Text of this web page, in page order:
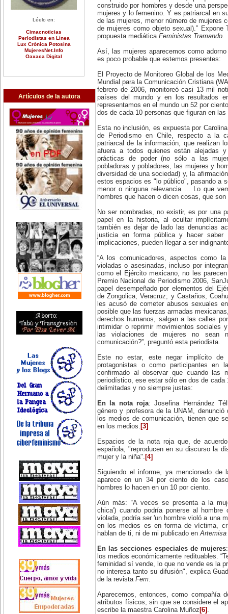
Léelo en:
Cimacnoticias
Periodistas en Línea
Lux Crónica Potosina
MujeresNet.Info
Oaxaca Digital
Artículos de la autora
construido por hombres y desde una
mujeres y lo femenino. Y es patriarcal en
de las mujeres, menor número de mujeres
de mujeres como objeto sexual).” Expone
propuesta mediática Feministas Tramando
Así, las mujeres aparecemos como
es poco probable que estemos presentes:
El Proyecto de Monitoreo Global de los
Mundial para la Comunicación Cristiana
febrero de 2006, monitoreó casi 13 mil
países del mundo y en los resultados
representamos en el mundo un 52 por
dos de cada 10 personas que figuran en
Esta no inclusión, es expuesta por
de Periodismo en Chile, respecto a la
patriarcal de la información, que realizan
afuera a todos quienes están alejadas
prácticas de poder (no sólo a las
pobladoras y pobladores, las mujeres y
diversidad de una sociedad) y, la
estos espacios es "lo público", pasando a
menor o ninguna relevancia ... Lo que
hombres que hacen o dicen cosas, que
No ser nombradas, no existir, es por una
papel en la historia, al ocultar
también es dejar de lado las denuncias
justicia en forma pública y hacer
implicaciones, pueden llegar a ser
“A los comunicadores, aspectos como
violadas o asesinadas, incluso por
como el Ejército mexicano, no les
Premio Nacional de Periodismo 2006,
papel desempeñado por elementos del
de Zongolica, Veracruz; y Castaños,
les acusó de cometer abusos sexuales
posible que las fuerzas armadas
derechos humanos, salgan a las calles
intimidar o reprimir movimientos sociales
las violaciones de mujeres no sean
comunicación?”, preguntó esta periodista.
Este no estar, este negar implícito de
protagonistas o como participantes en
confirmado al observar que cuando las
periodístico, ese estar sólo en dos de
delimitadas y no siempre justas:
En la nota roja: Josefina Hernández
género y profesora de la UNAM,
los medios de comunicación, tienen que
en los medios. [3]
Espacios de la nota roja que, de
española, "reproducen en su discurso la
mujer y la niña". [4]
Siguiendo el informe, ya mencionado
aparece en un 34 por ciento de los
hombres lo hacen en un 10 por ciento.
Aún más: “A veces se presenta a la
chica') cuando podría ponerse al
violada, podría ser 'un hombre violó a una
en los medios es en forma de víctima,
hablan de ti, ni de mi publicado en
En las secciones especiales de mujeres
los medios económicamente redituables.
feminidad sí vende, lo que no vende es la
no interesa tanto su difusión", explica
de la revista Fem
Aparecemos, entonces, como compañía
atributos físicos, sin que se considere el
escribe la maestra Carolina Muñoz [6]